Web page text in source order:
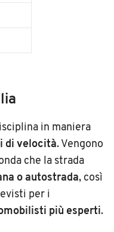
in maniera
di velocità. Vengono
che la strada
o autostrada, così
per i
più esperti.